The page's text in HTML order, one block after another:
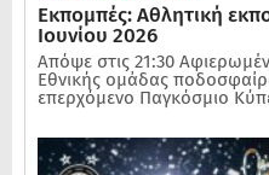
Εκπομπές: Αθλητική
Ιουνίου 2026
Απόψε στις 21:30
Εθνικής ομάδας
επερχόμενο Παγκόσμιο